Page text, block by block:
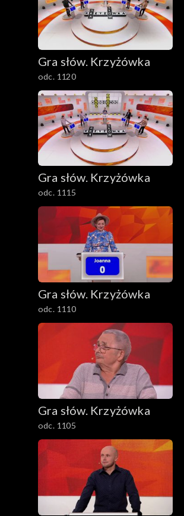
Gra słów. Krzyżówka
odc. 1120
Gra słów. Krzyżówka
odc. 1115
Gra słów. Krzyżówka
odc. 1110
Gra słów. Krzyżówka
odc. 1105